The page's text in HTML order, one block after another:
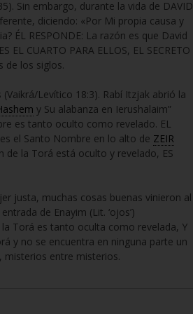
Sin embargo, durante la vida de
diciendo: «Por Mi propia causa y
ÉL RESPONDE: La razón es que David
CUARTO PARA ELLOS, EL SECRETO
de los siglos.
Levítico 18:3). Rabí Itzjak abrió la
y Su alabanza en Ierushalaim”
es tanto oculto como revelado. EL
es el Santo Nombre en lo alto de ZEIR
de la Torá está oculto y revelado, ES
justa, muchas cosas buenas vinieron al
de Enayim (Lit. ‘ojos’)
Torá es tanto oculta como revelada, Y
y no se encuentra en ninguna parte un
misterios entre misterios.